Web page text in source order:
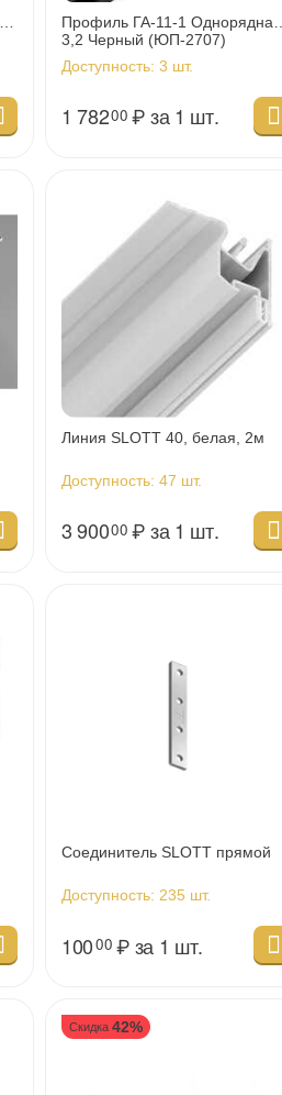
Профиль ГА-11-1 Однорядная
3,2 Черный (ЮП-2707)
Доступность: 3 шт.
1 78200 ₽за 1 шт.
Линия SLOTT 40, белая, 2м
Доступность: 47 шт.
3 90000 ₽за 1 шт.
Соединитель SLOTT прямой
Доступность: 235 шт.
10000 ₽за 1 шт.
Скидка 42%